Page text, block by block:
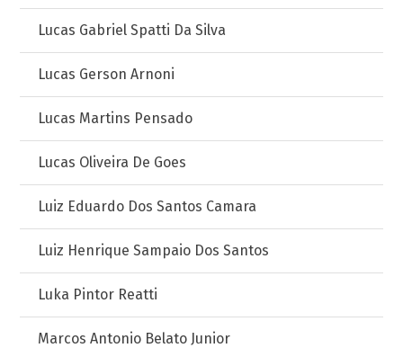
Lucas Gabriel Spatti Da Silva
Lucas Gerson Arnoni
Lucas Martins Pensado
Lucas Oliveira De Goes
Luiz Eduardo Dos Santos Camara
Luiz Henrique Sampaio Dos Santos
Luka Pintor Reatti
Marcos Antonio Belato Junior